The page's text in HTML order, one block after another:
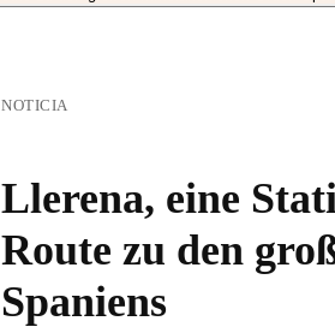
NOTICIA
Llerena, eine
Route zu den
Spaniens